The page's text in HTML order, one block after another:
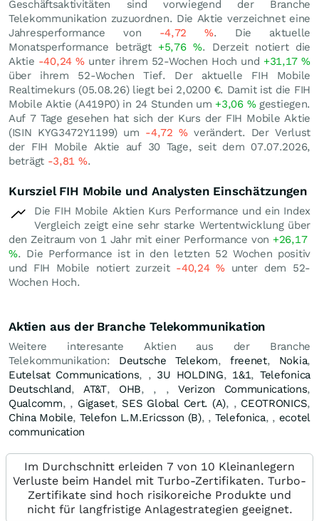
Geschäftsaktivitäten sind vorwiegend der Branche
Telekommunikation zuzuordnen. Die Aktie verzeichnet eine
Jahresperformance von -4,72%. Die aktuelle
Monatsperformance beträgt +5,76%. Derzeit notiert die
Aktie -40,24%unter ihrem 52-Wochen Hoch und +31,17%
über ihrem 52-Wochen Tief. Der aktuelle FIH Mobile
Realtimekurs (05.08.26) liegt bei 2,0200 €. Damit ist die FIH
Mobile Aktie (A419P0) in 24 Stunden um +3,06 %gestiegen.
Auf 7 Tage gesehen hat sich der Kurs der FIH Mobile Aktie
(ISIN KYG3472Y1199) um -4,72%verändert. Der Verlust
der FIH Mobile Aktie auf 30 Tage, seit dem 07.07.2026,
beträgt -3,81 %.
Kursziel FIH Mobile und Analysten Einschätzungen
Die FIH Mobile Aktien Kurs Performance und ein Index
Vergleich zeigt eine sehr starke Wertentwicklung über
den Zeitraum von 1 Jahr mit einer Performance von +26,17
%. Die Performance ist in den letzten 52 Wochen positiv
und FIH Mobile notiert zurzeit -40,24%unter dem 52-
Wochen Hoch.
Aktien aus der Branche Telekommunikation
Weitere interesante Aktien aus der Branche
Telekommunikation: Deutsche Telekom, freenet, Nokia,
Eutelsat Communications, , 3U HOLDING, 1&1, Telefonica
Deutschland, AT&T, OHB, , ,Verizon Communications,
Qualcomm, , Gigaset, SES Global Cert. (A), , CEOTRONICS,
China Mobile, Telefon L.M.Ericsson (B), , Telefonica, , ecotel
communication
Im Durchschnitt erleiden 7 von 10 Kleinanlegern
Verluste beim Handel mit Turbo-Zertifikaten. Turbo-
Zertifikate sind hoch risikoreiche Produkte und
nicht für langfristige Anlagestrategien geeignet.